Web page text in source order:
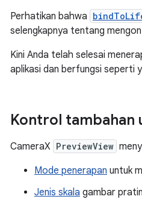
Perhatikan bahwa
selengkapnya tentang
Kini Anda telah selesai
aplikasi dan berfungsi seperti
Kontrol tambahan
CameraX PreviewView
Mode penerapan untuk
Jenis skala gambar